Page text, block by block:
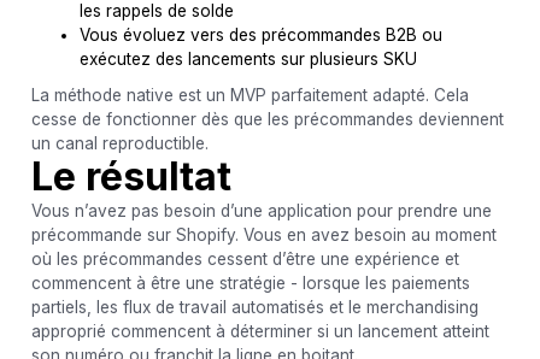
les rappels de solde
Vous évoluez vers des précommandes B2B ou
exécutez des lancements sur plusieurs SKU
La méthode native est un MVP parfaitement adapté. Cela
cesse de fonctionner dès que les précommandes deviennent
un canal reproductible.
Le résultat
Vous n’avez pas besoin d’une application pour prendre une
précommande sur Shopify. Vous en avez besoin au moment
où les précommandes cessent d’être une expérience et
commencent à être une stratégie - lorsque les paiements
partiels, les flux de travail automatisés et le merchandising
approprié commencent à déterminer si un lancement atteint